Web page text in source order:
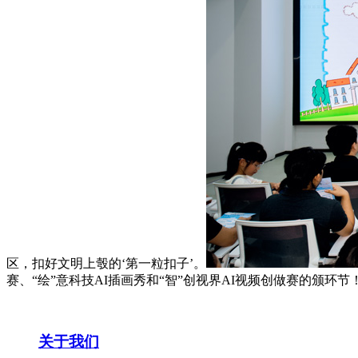
区，扣好文明上彀的‘第一粒扣子’。
赛、“绘”意科技AI插画秀和“智”创视界AI视频创做赛的颁环节
关于我们